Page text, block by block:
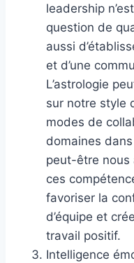
leadership
question de
aussi
et d’une
L’astrologie
sur notre style
modes de
domaines
peut-être nous
ces
favoriser la
d’équipe et
travail positif.
Intelligence